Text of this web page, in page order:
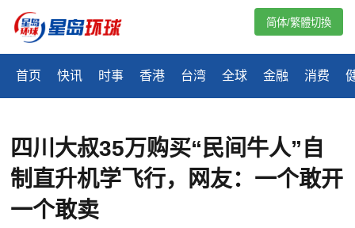
首页 快讯 时事 香港 台湾 全球 金融 消费
简体/繁體切換
四川大叔35万购买“民间牛人”自
制直升机学飞行，网友：一个敢开
一个敢卖